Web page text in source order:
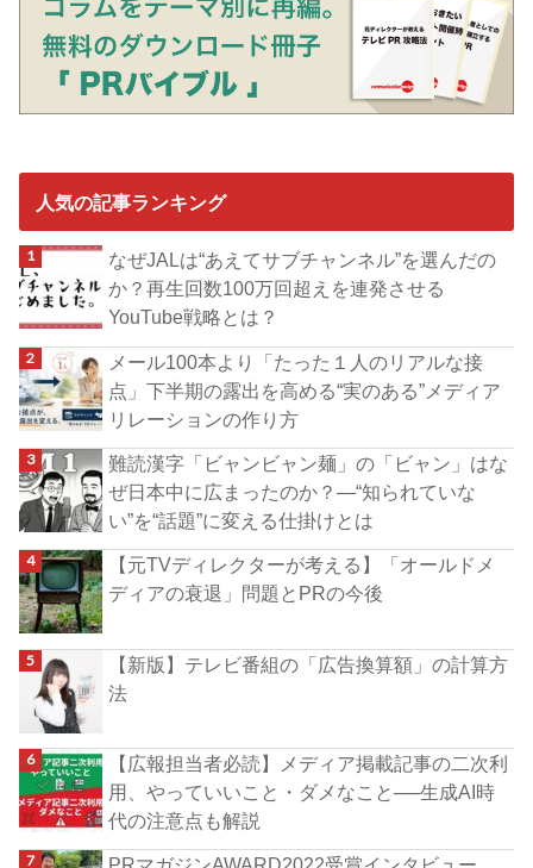
人気の記事ランキング
なぜJALは“あえてサブチャンネル”を選んだの
か？再生回数100万回超えを連発させる
YouTube戦略とは？
メール100本より「たった１人のリアルな接
点」下半期の露出を高める“実のある”メディア
リレーションの作り方
難読漢字「ビャンビャン麺」の「ビャン」はな
ぜ日本中に広まったのか？―“知られていな
い”を“話題”に変える仕掛けとは
【元TVディレクターが考える】「オールドメ
ディアの衰退」問題とPRの今後
【新版】テレビ番組の「広告換算額」の計算方
法
【広報担当者必読】メディア掲載記事の二次利
用、やっていいこと・ダメなこと──生成AI時
代の注意点も解説